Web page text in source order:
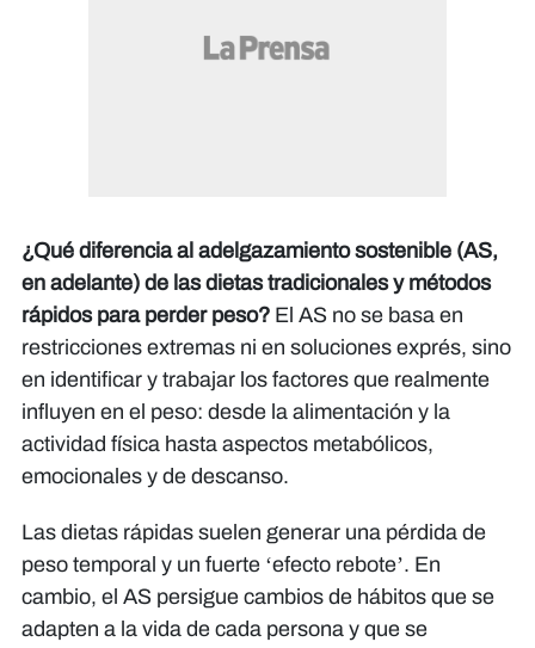
¿Qué diferencia al adelgazamiento sostenible (AS,
en adelante) de las dietas tradicionales y métodos
rápidos para perder peso? El AS no se basa en
restricciones extremas ni en soluciones exprés, sino
en identificar y trabajar los factores que realmente
influyen en el peso: desde la alimentación y la
actividad física hasta aspectos metabólicos,
emocionales y de descanso.
Las dietas rápidas suelen generar una pérdida de
peso temporal y un fuerte ‘efecto rebote’. En
cambio, el AS persigue cambios de hábitos que se
adapten a la vida de cada persona y que se